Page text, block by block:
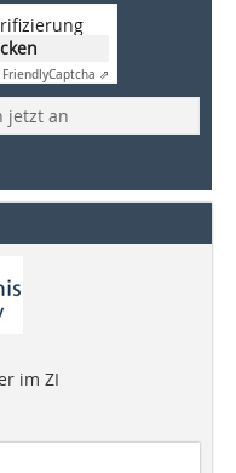
FriendlyCaptcha ⇗
jetzt an
im ZI